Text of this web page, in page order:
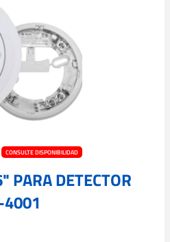
CONSULTE DISPONIBILIDAD
PARA DETECTOR